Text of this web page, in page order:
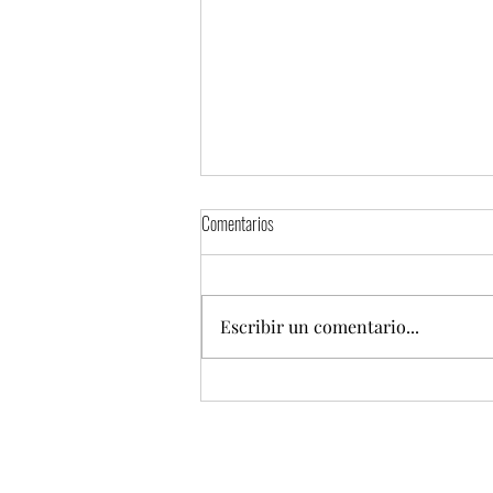
Día del Padre: celebración alrededor de la
Comentarios
Escribir un comentario...